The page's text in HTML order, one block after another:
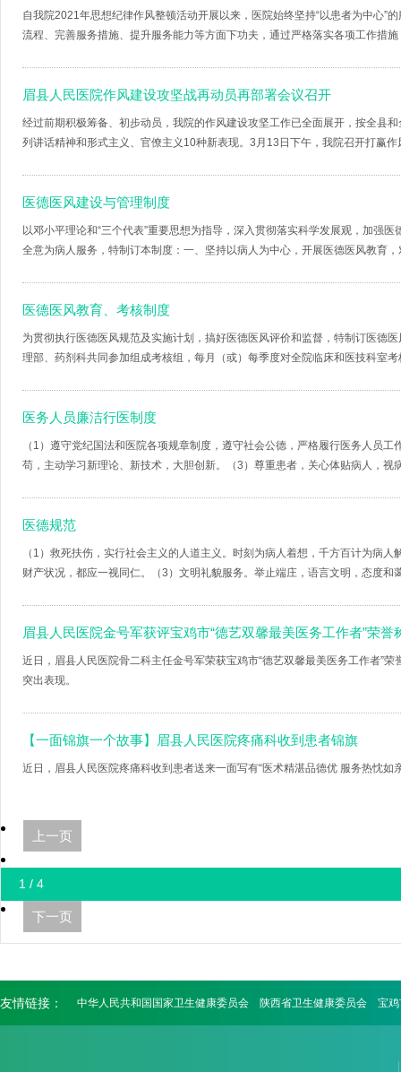
自我院2021年思想纪律作风整顿活动开展以来，医院始终坚持“以患者为中心”
流程、完善服务措施、提升服务能力等方面下功夫，通过严格落实各项工作措
眉县人民医院作风建设攻坚战再动员再部署会议召开
经过前期积极筹备、初步动员，我院的作风建设攻坚工作已全面展开，按全县
列讲话精神和形式主义、官僚主义10种新表现。3月13日下午，我院召开打赢作
医德医风建设与管理制度
以邓小平理论和“三个代表”重要思想为指导，深入贯彻落实科学发展观，加强
全意为病人服务，特制订本制度：一、坚持以病人为中心，开展医德医风教育
医德医风教育、考核制度
为贯彻执行医德医风规范及实施计划，搞好医德医风评价和监督，特制订医德
理部、药剂科共同参加组成考核组，每月（或）每季度对全院临床和医技科室
医务人员廉洁行医制度
（1）遵守党纪国法和医院各项规章制度，遵守社会公德，严格履行医务人员
苟，主动学习新理论、新技术，大胆创新。（3）尊重患者，关心体贴病人，视
医德规范
（1）救死扶伤，实行社会主义的人道主义。时刻为病人着想，千方百计为病
财产状况，都应一视同仁。（3）文明礼貌服务。举止端庄，语言文明，态度和
眉县人民医院金号军获评宝鸡市“德艺双馨最美医务工作者”荣誉
近日，眉县人民医院骨二科主任金号军荣获宝鸡市“德艺双馨最美医务工作者”
突出表现。
【一面锦旗一个故事】眉县人民医院疼痛科收到患者锦旗
近日，眉县人民医院疼痛科收到患者送来一面写有“医术精湛品德优 服务热忱
上一页
1 / 4
下一页
友情链接： 中华人民共和国国家卫生健康委员会 陕西省卫生健康委员会 宝